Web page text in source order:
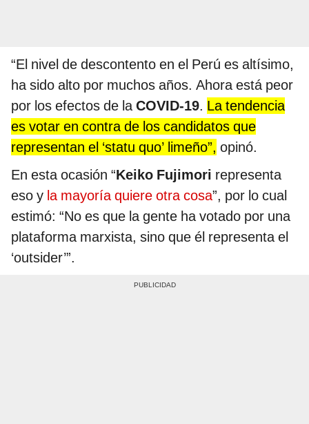
“El nivel de descontento en el Perú es altísimo,
ha sido alto por muchos años. Ahora está peor
por los efectos de laCOVID-19. La tendencia
es votar en contra de los candidatos que
representan el ‘statu quo’ limeño”, opinó.
En esta ocasión “Keiko Fujimori representa
eso y la mayoría quiere otra cosa”, por lo cual
estimó: “No es que la gente ha votado por una
plataforma marxista, sino que él representa el
‘outsider’”.